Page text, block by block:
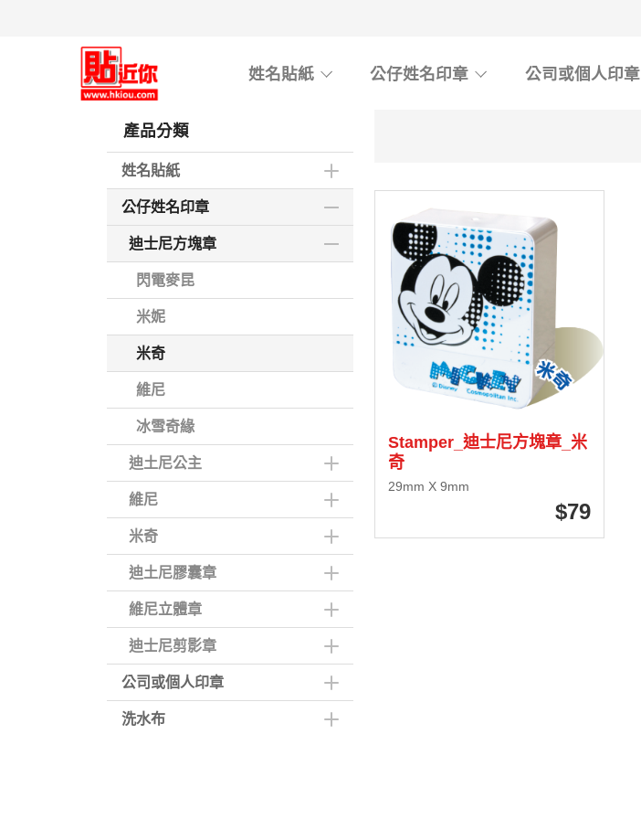
姓名貼紙 公仔姓名印章 公司或個人印章
產品分類
姓名貼紙
公仔姓名印章
迪士尼方塊章
閃電麥昆
米妮
米奇
維尼
冰雪奇緣
迪土尼公主
維尼
米奇
迪土尼膠囊章
維尼立體章
迪士尼剪影章
公司或個人印章
洗水布
Stamper_迪士尼方塊章_米
奇
29mm X 9mm
79